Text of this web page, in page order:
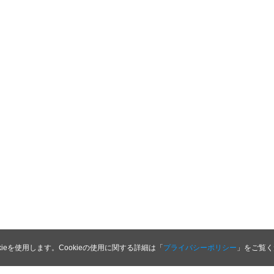
を使用します。Cookieの使用に関する詳細は「プライバシーポリシー 」をご覧く